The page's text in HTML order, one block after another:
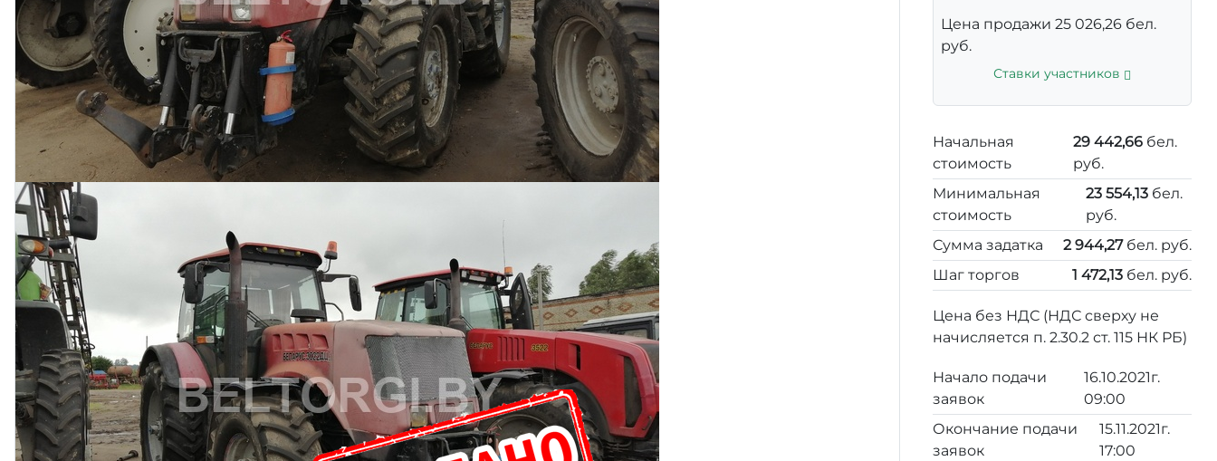
Цена продажи 25 026,26 бел.
руб.
Ставки участников
Начальная
стоимость
29 442,66бел.
руб.
Минимальная
стоимость
23 554,13 бел.
руб.
Сумма задатка
2 944,27бел. руб.
Шаг торгов
1 472,13 бел. руб.
Цена без НДС (НДС сверху не
начисляется п. 2.30.2 ст. 115 НК РБ)
Начало подачи
заявок
16.10.2021г.
09:00
Окончание подачи
заявок
15.11.2021г.
17:00